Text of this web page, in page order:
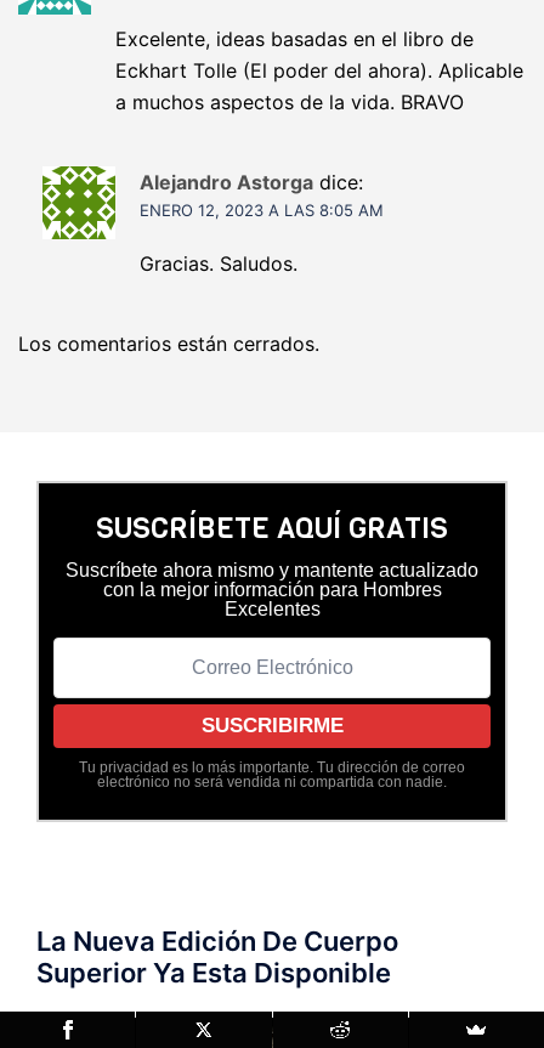
Excelente, ideas basadas en el libro de
Eckhart Tolle (El poder del ahora). Aplicable
a muchos aspectos de la vida. BRAVO
Alejandro Astorga dice:
ENERO 12, 2023 A LAS 8:05 AM
Gracias. Saludos.
Los comentarios están cerrados.
SUSCRÍBETE AQUÍ GRATIS
Suscríbete ahora mismo y mantente actualizado
con la mejor información para Hombres
Excelentes
Tu privacidad es lo más importante. Tu dirección de correo
electrónico no será vendida ni compartida con nadie.
La Nueva Edición De Cuerpo
Superior Ya Esta Disponible